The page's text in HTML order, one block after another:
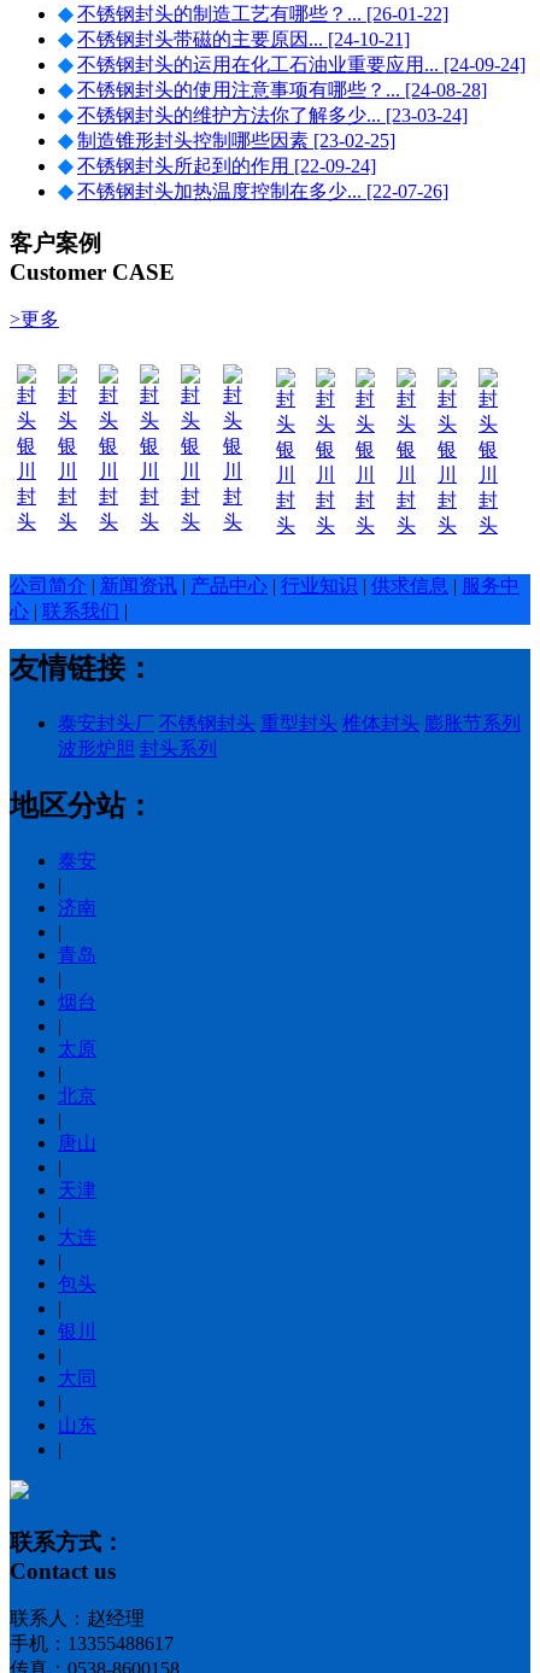
◆ 不锈钢封头的制造工艺有哪些？... [26-01-22]
◆ 不锈钢封头带磁的主要原因‌... [24-10-21]
◆ 不锈钢封头的运用在化工石油业重要应用... [24-09-24]
◆ 不锈钢封头的使用注意事项有哪些？... [24-08-28]
◆ 不锈钢封头的维护方法你了解多少... [23-03-24]
◆ 制造锥形封头控制哪些因素 [23-02-25]
◆ 不锈钢封头所起到的作用 [22-09-24]
◆ 不锈钢封头加热温度控制在多少... [22-07-26]
客户案例
Customer CASE
>更多
银
川
封
头
银
川
封
头
银
川
封
头
银
川
封
头
银
川
封
头
银
川
封
头
银
川
封
头
银
川
封
头
银
川
封
头
银
川
封
头
银
川
封
头
银
川
封
头
公司简介 | 新闻资讯 | 产品中心 | 行业知识 | 供求信息 | 服务中
心 | 联系我们 |
友情链接：
泰安封头厂 不锈钢封头 重型封头 椎体封头 膨胀节系列
波形炉胆 封头系列
地区分站：
泰安
|
济南
|
青岛
|
烟台
|
太原
|
北京
|
唐山
|
天津
|
大连
|
包头
|
银川
|
大同
|
山东
|
联系方式：
Contact us
联系人：赵经理
手机：13355488617